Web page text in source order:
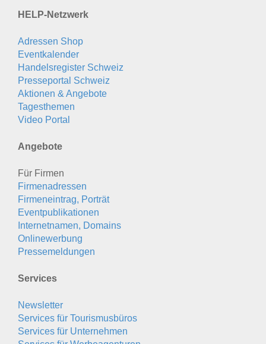
HELP-Netzwerk
Adressen Shop
Eventkalender
Handelsregister Schweiz
Presseportal Schweiz
Aktionen & Angebote
Tagesthemen
Video Portal
Angebote
Für Firmen
Firmenadressen
Firmeneintrag, Porträt
Eventpublikationen
Internetnamen, Domains
Onlinewerbung
Pressemeldungen
Services
Newsletter
Services für Tourismusbüros
Services für Unternehmen